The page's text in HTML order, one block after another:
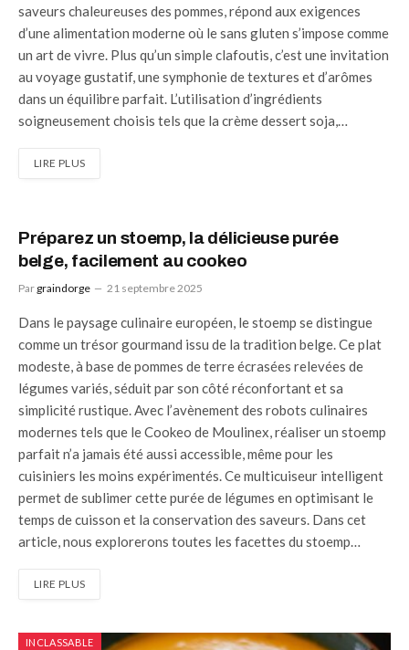
saveurs chaleureuses des pommes, répond aux exigences
d’une alimentation moderne où le sans gluten s’impose comme
un art de vivre. Plus qu’un simple clafoutis, c’est une invitation
au voyage gustatif, une symphonie de textures et d’arômes
dans un équilibre parfait. L’utilisation d’ingrédients
soigneusement choisis tels que la crème dessert soja,…
LIRE PLUS
Préparez un stoemp, la délicieuse purée
belge, facilement au cookeo
Par graindorge 21 septembre 2025
Dans le paysage culinaire européen, le stoemp se distingue
comme un trésor gourmand issu de la tradition belge. Ce plat
modeste, à base de pommes de terre écrasées relevées de
légumes variés, séduit par son côté réconfortant et sa
simplicité rustique. Avec l’avènement des robots culinaires
modernes tels que le Cookeo de Moulinex, réaliser un stoemp
parfait n’a jamais été aussi accessible, même pour les
cuisiniers les moins expérimentés. Ce multicuiseur intelligent
permet de sublimer cette purée de légumes en optimisant le
temps de cuisson et la conservation des saveurs. Dans cet
article, nous explorerons toutes les facettes du stoemp…
LIRE PLUS
INCLASSABLE